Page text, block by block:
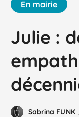
En mairie
Julie :
Sabrina FUNK